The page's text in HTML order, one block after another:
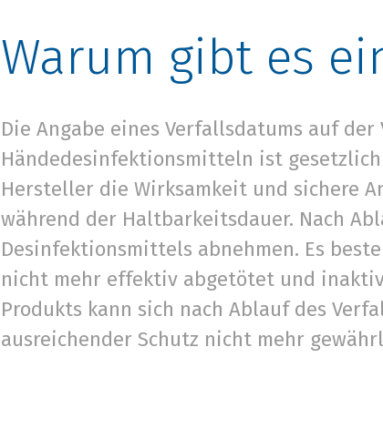
Warum gibt es
Die Angabe eines Verfallsdatums auf der
Händedesinfektionsmitteln ist
Hersteller die Wirksamkeit und sichere
während der Haltbarkeitsdauer. Nach
Desinfektionsmittels abnehmen. Es
nicht mehr effektiv abgetötet und
Produkts kann sich nach Ablauf des
ausreichender Schutz nicht mehr